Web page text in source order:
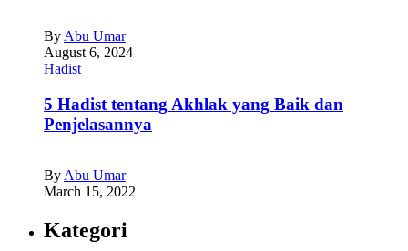
By Abu Umar
August 6, 2024
Hadist
5 Hadist tentang Akhlak yang Baik dan
Penjelasannya
ByAbu Umar
March 15, 2022
Kategori